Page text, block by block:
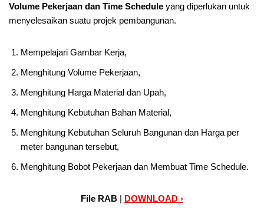
Volume Pekerjaan dan Time Schedule yang diperlukan untuk
menyelesaikan suatu projek pembangunan.
Mempelajari Gambar Kerja,
Menghitung Volume Pekerjaan,
Menghitung Harga Material dan Upah,
Menghitung Kebutuhan Bahan Material,
Menghitung Kebutuhan Seluruh Bangunan dan Harga per
meter bangunan tersebut,
Menghitung Bobot Pekerjaan dan Membuat Time Schedule.
File RAB | DOWNLOAD ›